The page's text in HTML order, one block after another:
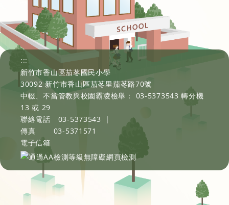
:::
新竹市香山區茄苳國民小學
30092 新竹市香山區茄苳里茄苳路70號
中輟、不當管教與校園霸凌檢舉： 03-5373543 轉分機
13 或 29
聯絡電話
03-5373543
|
傳真
03-5371571
電子信箱